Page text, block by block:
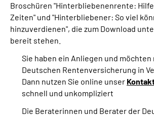
Broschüren "Hinterbliebenenrente:
Zeiten" und "Hinterbliebener: So viel
hinzuverdienen", die zum Download
bereit stehen.
Sie haben ein Anliegen und möchten
Deutschen Rentenversicherung in
Dann nutzen Sie online unser
schnell und unkompliziert
Die Beraterinnen und Berater der